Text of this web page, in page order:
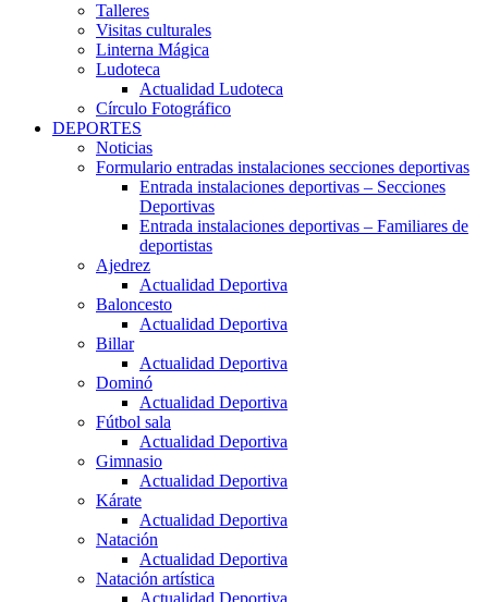
Talleres
Visitas culturales
Linterna Mágica
Ludoteca
Actualidad Ludoteca
Círculo Fotográfico
DEPORTES
Noticias
Formulario entradas instalaciones secciones deportivas
Entrada instalaciones deportivas – Secciones
Deportivas
Entrada instalaciones deportivas – Familiares de
deportistas
Ajedrez
Actualidad Deportiva
Baloncesto
Actualidad Deportiva
Billar
Actualidad Deportiva
Dominó
Actualidad Deportiva
Fútbol sala
Actualidad Deportiva
Gimnasio
Actualidad Deportiva
Kárate
Actualidad Deportiva
Natación
Actualidad Deportiva
Natación artística
Actualidad Deportiva